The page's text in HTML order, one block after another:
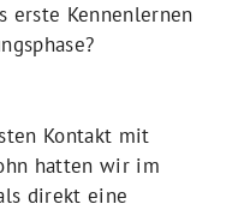
erste Kennenlernen
Kontakt mit
hatten wir im
direkt eine